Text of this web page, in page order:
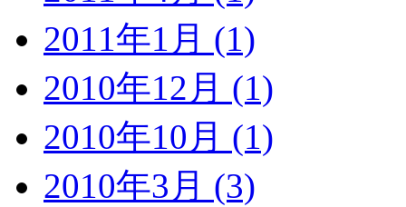
2011年1月 (1)
2010年12月 (1)
2010年10月 (1)
2010年3月 (3)